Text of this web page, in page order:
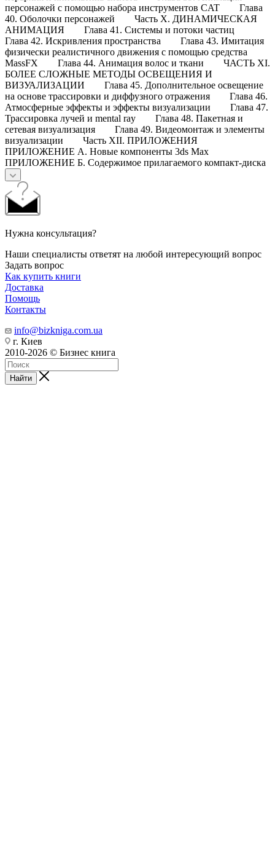
персонажей с помощью набора инструментов CAT Глава
40. Оболочки персонажей Часть X. ДИНАМИЧЕСКАЯ
АНИМАЦИЯ Глава 41. Системы и потоки частиц
Глава 42. Искривления пространства Глава 43. Имитация
физически реалистичного движения с помощью средства
MassFX Глава 44. Анимация волос и ткани ЧАСТЬ XI.
БОЛЕЕ СЛОЖНЫЕ МЕТОДЫ ОСВЕЩЕНИЯ И
ВИЗУАЛИЗАЦИИ Глава 45. Дополнительное освещение
на основе трассировки и диффузного отражения Глава 46.
Атмосферные эффекты и эффекты визуализации Глава 47.
Трассировка лучей и mental ray Глава 48. Пакетная и
сетевая визуализация Глава 49. Видеомонтаж и элементы
визуализации Часть XII. ПРИЛОЖЕНИЯ
ПРИЛОЖЕНИЕ А. Новые компоненты 3ds Max
ПРИЛОЖЕНИЕ Б. Содержимое прилагаемого компакт-диска
Нужна консультация?
Наши специалисты ответят на любой интересующий вопрос
Задать вопрос
Как купить книги
Доставка
Помощь
Контакты
info@bizkniga.com.ua
г. Киев
2010-2026 © Бизнес книга
Найти